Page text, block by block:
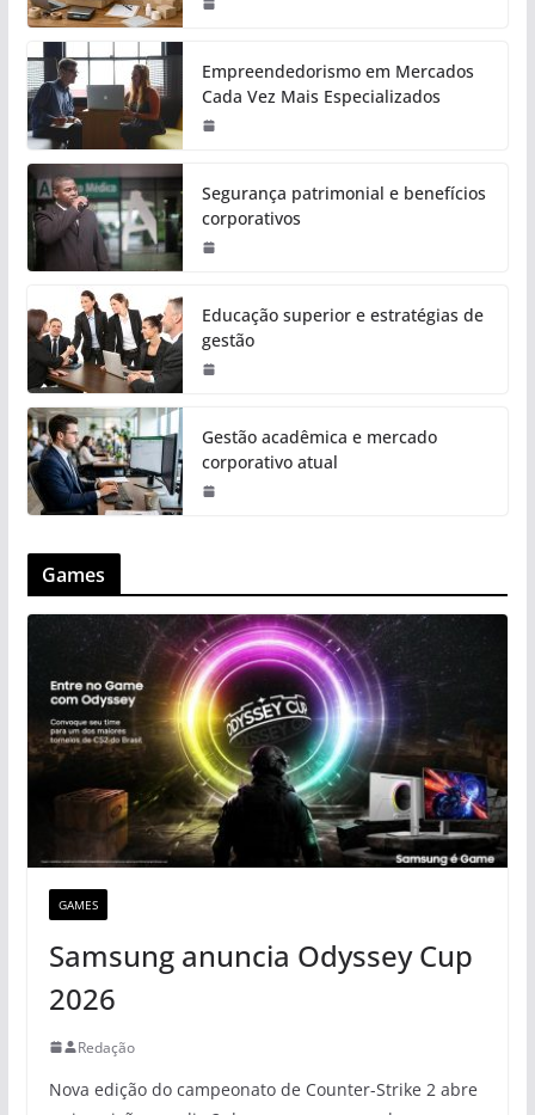
Empreendedorismo em Mercados
Cada Vez Mais Especializados
Segurança patrimonial e benefícios
corporativos
Educação superior e estratégias de
gestão
Gestão acadêmica e mercado
corporativo atual
Games
GAMES
Samsung anuncia Odyssey Cup
2026
Redação
Nova edição do campeonato de Counter-Strike 2 abre